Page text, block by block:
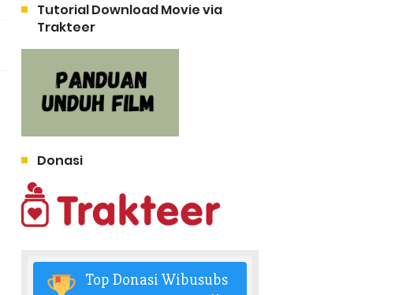
Tutorial Download Movie via
Trakteer
Donasi